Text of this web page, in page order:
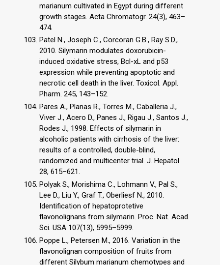
marianum cultivated in Egypt during different
growth stages. Acta Chromatogr. 24(3), 463–
474.
Patel N., Joseph C., Corcoran G.B., Ray S.D.,
2010. Silymarin modulates doxorubicin-
induced oxidative stress, Bcl-xL and p53
expression while preventing apoptotic and
necrotic cell death in the liver. Toxicol. Appl.
Pharm. 245, 143–152.
Pares A., Planas R., Torres M., Caballeria J.,
Viver J., Acero D., Panes J., Rigau J., Santos J.,
Rodes J., 1998. Effects of silymarin in
alcoholic patients with cirrhosis of the liver:
results of a controlled, double-blind,
randomized and multicenter trial. J. Hepatol.
28, 615–621.
Polyak S., Morishima C., Lohmann V., Pal S.,
Lee D., Liu Y., Graf T., Oberliesf N., 2010.
Identification of hepatoprotetive
flavonolignans from silymarin. Proc. Nat. Acad.
Sci. USA 107(13), 5995–5999.
Poppe L., Petersen M., 2016. Variation in the
flavonolignan composition of fruits from
different Silybum marianum chemotypes and